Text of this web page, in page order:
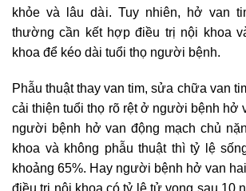
khỏe và lâu dài. Tuy nhiên, hở van
thường cần kết hợp điều trị nội khoa
khoa để kéo dài tuổi thọ người bệnh.
Phẫu thuật thay van tim, sửa chữa van
cải thiện tuổi thọ rõ rệt ở người bệnh hở
người bệnh hở van động mạch chủ
khoa và không phẫu thuật thì tỷ lệ
khoảng 65%. Hay người bệnh hở van